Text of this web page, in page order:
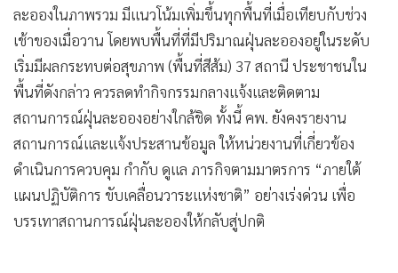
ละอองในภาพรวม มีแนวโน้มเพิ่มขึ้นทุกพื้นที่เมื่อเทียบกับช่วง
เช้าของเมื่อวาน โดยพบพื้นที่ที่มีปริมาณฝุ่นละอองอยู่ในระดับ
เริ่มมีผลกระทบต่อสุขภาพ (พื้นที่สีส้ม) 37 สถานี ประชาชนใน
พื้นที่ดังกล่าว ควรลดทำกิจกรรมกลางแจ้งและติดตาม
สถานการณ์ฝุ่นละอองอย่างใกล้ชิด ทั้งนี้ คพ. ยังคงรายงาน
สถานการณ์และแจ้งประสานข้อมูล ให้หน่วยงานที่เกี่ยวข้อง
ดำเนินการควบคุม กำกับ ดูแล ภารกิจตามมาตรการ “ภายใต้
แผนปฏิบัติการ ขับเคลื่อนวาระแห่งชาติ” อย่างเร่งด่วน เพื่อ
บรรเทาสถานการณ์ฝุ่นละอองให้กลับสู่ปกติ